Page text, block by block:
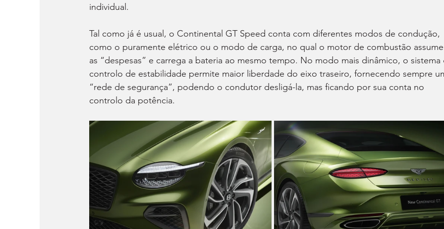
individual.
Tal como já é usual, o Continental GT Speed conta com diferentes modos de condução,
como o puramente elétrico ou o modo de carga, no qual o motor de combustão
as “despesas” e carrega a bateria ao mesmo tempo. No modo mais dinâmico, o
controlo de estabilidade permite maior liberdade do eixo traseiro, fornecendo sempre
“rede de segurança”, podendo o condutor desligá-la, mas ficando por sua conta no
controlo da potência.